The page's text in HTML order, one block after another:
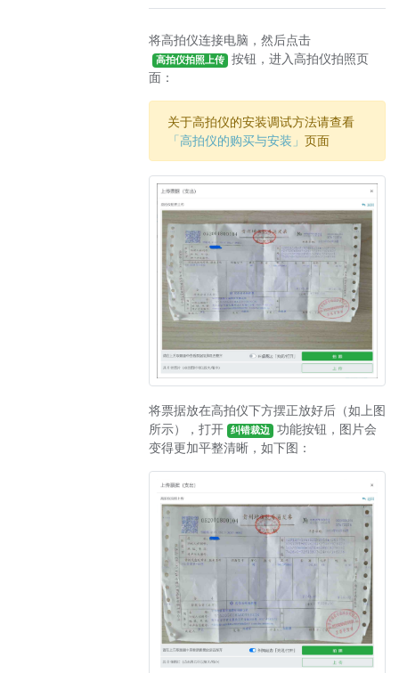
将高拍仪连接电脑，然后点击
高拍仪拍照上传
按钮，进入高拍仪拍照页
面：
关于高拍仪的安装调试方法请查看
「高拍仪的购买与安装」 页面
将票据放在高拍仪下方摆正放好后（如上图
所示），打开
纠错裁边
功能按钮，图片会
变得更加平整清晰，如下图：